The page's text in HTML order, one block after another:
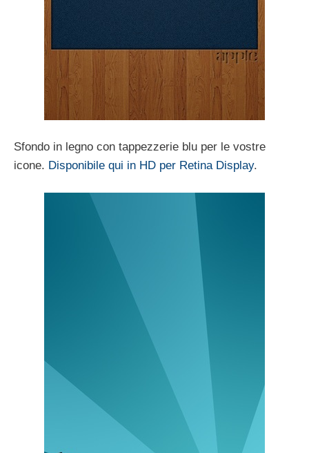
Sfondo in legno con tappezzerie blu per le vostre
icone. Disponibile qui in HD per Retina Display.